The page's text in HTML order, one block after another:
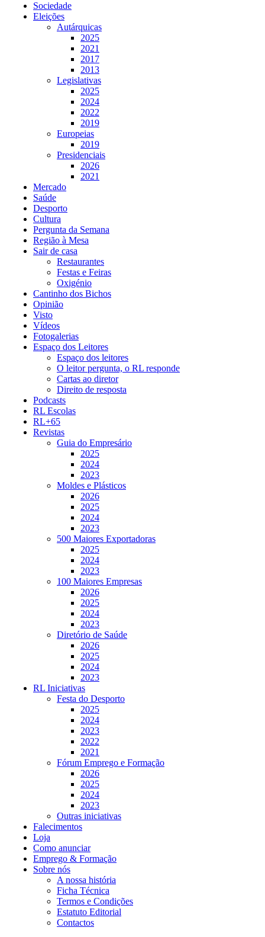
Sociedade
Eleições
Autárquicas
2025
2021
2017
2013
Legislativas
2025
2024
2022
2019
Europeias
2019
Presidenciais
2026
2021
Mercado
Saúde
Desporto
Cultura
Pergunta da Semana
Região à Mesa
Sair de casa
Restaurantes
Festas e Feiras
Oxigénio
Cantinho dos Bichos
Opinião
Visto
Vídeos
Fotogalerias
Espaço dos Leitores
Espaço dos leitores
O leitor pergunta, o RL responde
Cartas ao diretor
Direito de resposta
Podcasts
RL Escolas
RL+65
Revistas
Guia do Empresário
2025
2024
2023
Moldes e Plásticos
2026
2025
2024
2023
500 Maiores Exportadoras
2025
2024
2023
100 Maiores Empresas
2026
2025
2024
2023
Diretório de Saúde
2026
2025
2024
2023
RL Iniciativas
Festa do Desporto
2025
2024
2023
2022
2021
Fórum Emprego e Formação
2026
2025
2024
2023
Outras iniciativas
Falecimentos
Loja
Como anunciar
Emprego & Formação
Sobre nós
A nossa história
Ficha Técnica
Termos e Condições
Estatuto Editorial
Contactos